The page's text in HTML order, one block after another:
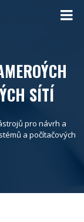
SÍTÍ
pro návrh a
a počítačových